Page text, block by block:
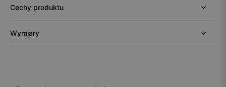
Cechy produktu
Wymiary